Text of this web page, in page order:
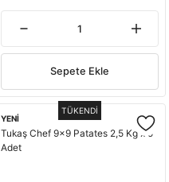
Sepete Ekle
TÜKENDİ
YENİ
Tukaş Chef 9x9 Patates 2,5 Kg x 5
Adet